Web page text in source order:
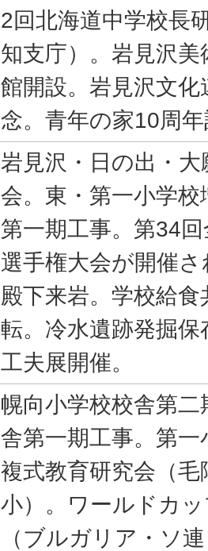
2回北海道中学校長
知支庁）。岩見沢
館開設。岩見沢文
念。青年の家10周
岩見沢・日の出・
会。東・第一小学
第一期工事。第34
選手権大会が開催
殿下来岩。学校給
転。冷水遺跡発掘
工夫展開催。
幌向小学校校舎第
舎第一期工事。第
複式教育研究会（
小）。ワールドカ
（ブルガリア・ソ